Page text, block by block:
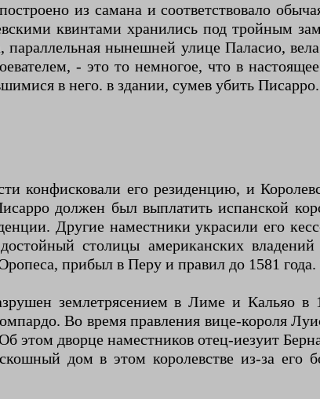
из самана и соответствовало
квинтами хранились под тройным
нынешней улице Паласио,
- это то немногое, что в
в него. в здании, сумев убить Писарро.
конфисковали его резиденцию, и
должен был выплатить испанской
Другие наместники украсили его
столицы американских
прибыл в Перу и правил до 1581
землетрясением в Лиме и Кальяо в
Во время правления вице-короля
этом дворце наместников отец-иезуит
дом в этом королевстве из-за его